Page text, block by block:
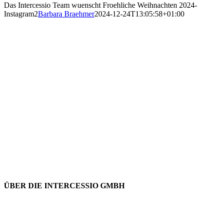
Das Intercessio Team wuenscht Froehliche Weihnachten 2024-
Instagram2Barbara Braehmer2024-12-24T13:05:58+01:00
ÜBER DIE INTERCESSIO GMBH